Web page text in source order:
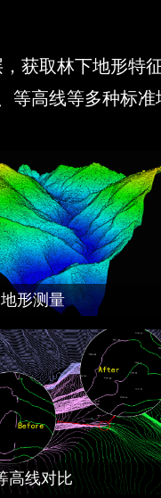
获取林下地形特
等高线等多种标
地形测量
高线对比